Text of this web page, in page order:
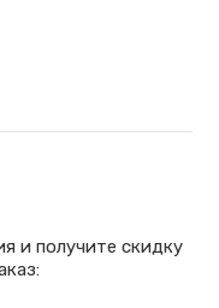
и получите скидку